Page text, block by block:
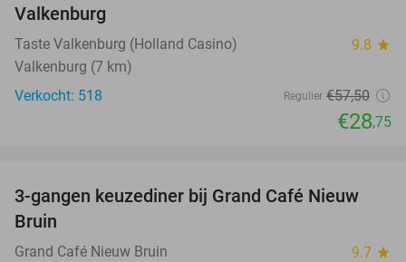
Valkenburg
Taste Valkenburg (Holland Casino) 9.8 star
Valkenburg (7 km)
Verkocht: 518
Regulier €57,50
€28,75
41%
3-gangen keuzediner bij Grand Café Nieuw
Bruin
Grand Café Nieuw Bruin 9.7 star